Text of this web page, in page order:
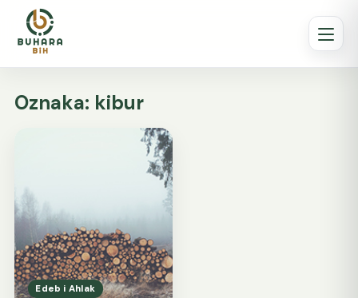
Oznaka: kibur
Edeb i Ahlak